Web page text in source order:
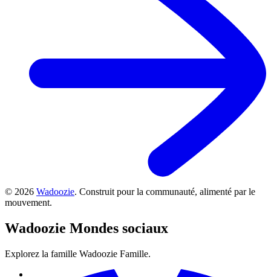
© 2026 Wadoozie. Construit pour la communauté, alimenté par le
mouvement.
Wadoozie Mondes sociaux
Explorez la famille Wadoozie Famille.